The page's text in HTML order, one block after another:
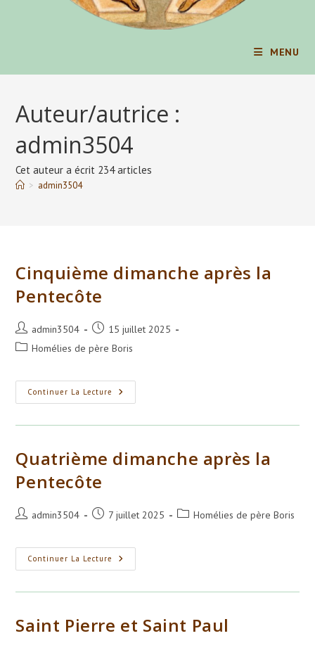
MENU
Auteur/autrice :
admin3504
Cet auteur a écrit 234 articles
> admin3504
Cinquième dimanche après la
Pentecôte
Auteur/autrice
de
admin3504
Publication
publiée :
15 juillet 2025
PostHomélies de père Boris
Continuer La Lecture Cinquième
Dimanche
La
Quatrième dimanche après la
Pentecôte
Auteur/autrice
publication :
admin3504
Publication
7 juillet 2025
PostHomélies de père Boris
Continuer La Lecture Quatrième
Dimanche
La
Saint Pierre et Saint Paul